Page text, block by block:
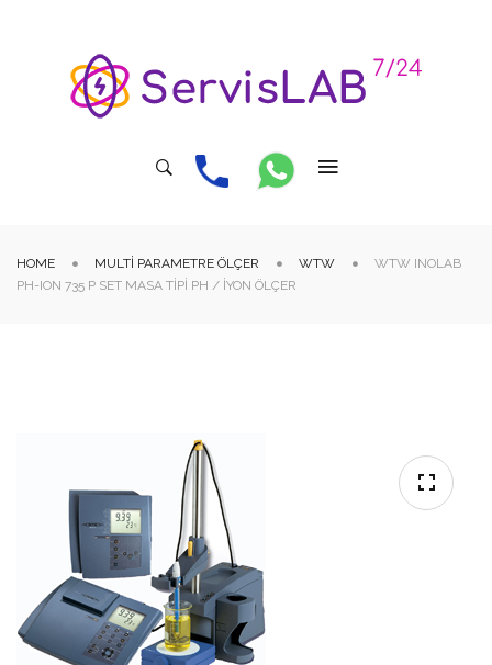
HOME MULTI PARAMETRE ÖLÇER WTW
WTW INOLAB
PH-ION 735 P SET MASA TIPI PH / İYON ÖLÇER